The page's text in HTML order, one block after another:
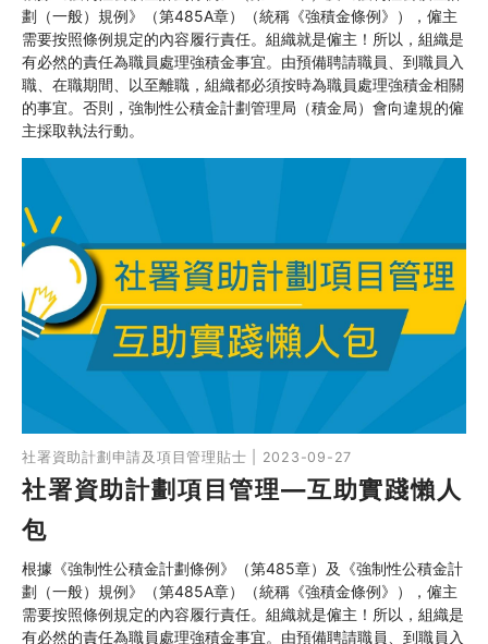
劃（一般）規例》（第485A章）（統稱《強積金條例》），僱主
需要按照條例規定的內容履行責任。組織就是僱主！所以，組織是
有必然的責任為職員處理強積金事宜。由預備聘請職員、到職員入
職、在職期間、以至離職，組織都必須按時為職員處理強積金相關
的事宜。否則，強制性公積金計劃管理局（積金局）會向違規的僱
主採取執法行動。
社署資助計劃申請及項目管理貼士 | 2023-09-27
社署資助計劃項目管理—互助實踐懶人
包
根據《強制性公積金計劃條例》（第485章）及《強制性公積金計
劃（一般）規例》（第485A章）（統稱《強積金條例》），僱主
需要按照條例規定的內容履行責任。組織就是僱主！所以，組織是
有必然的責任為職員處理強積金事宜。由預備聘請職員、到職員入